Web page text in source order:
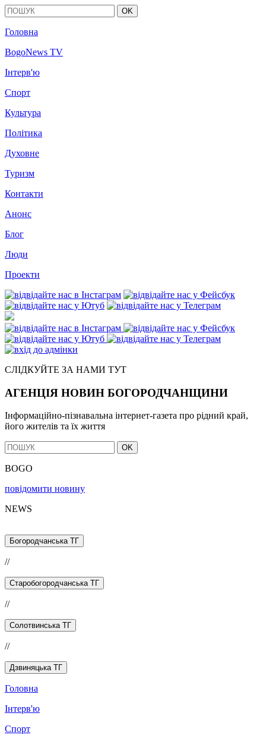
OK
Головна
BogoNews TV
Інтерв'ю
Спорт
Культура
Політика
Духовне
Туризм
Контакти
Анонс
Блог
Люди
Проекти
СЛІДКУЙТЕ ЗА НАМИ ТУТ
АГЕНЦІЯ НОВИН БОГОРОДЧАНЩИНИ
Інформаційно-пізнавальна інтернет-газета про рідний край,
його жителів та їх життя
OK
BOGO
повідомити новину
NEWS
Богородчанська ТГ
//
Старобогородчанська ТГ
//
Солотвинська ТГ
//
Дзвиняцька ТГ
Головна
Інтерв'ю
Спорт